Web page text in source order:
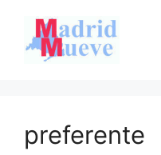
contenido
preferente